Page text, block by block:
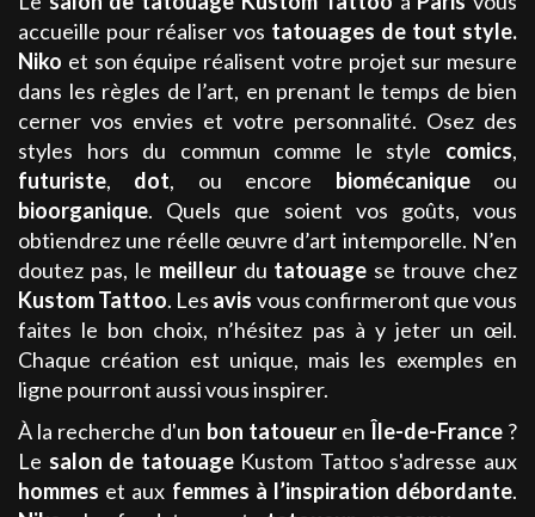
accueille pour réaliser vos tatouages de tout style.
Niko et son équipe réalisent votre projet sur mesure
dans les règles de l’art, en prenant le temps de bien
cerner vos envies et votre personnalité. Osez des
styles hors du commun comme le style comics,
futuriste, dot, ou encore biomécaniqueou
bioorganique. Quels que soient vos goûts, vous
obtiendrez une réelle œuvre d’art intemporelle. N’en
doutez pas, le meilleurdu tatouage se trouve chez
Kustom Tattoo. Les avis vous confirmeront que vous
faites le bon choix, n’hésitez pas à y jeter un œil.
Chaque création est unique, mais les exemples en
ligne pourront aussi vous inspirer.
À la recherche d'un bon tatoueuren Île-de-France?
Le salon de tatouageKustom Tattoo s'adresse aux
hommes et aux femmes à l’inspiration débordante.